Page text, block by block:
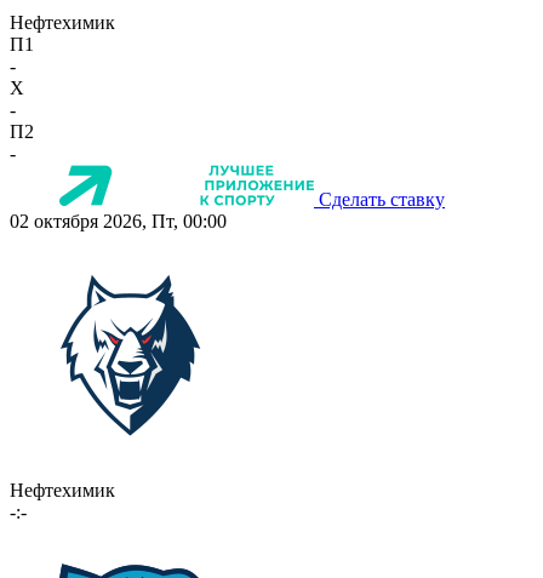
Нефтехимик
П1
-
X
-
П2
-
Сделать ставку
02 октября 2026, Пт, 00:00
Нефтехимик
-:-